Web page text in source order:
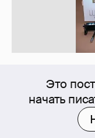
Это
начать